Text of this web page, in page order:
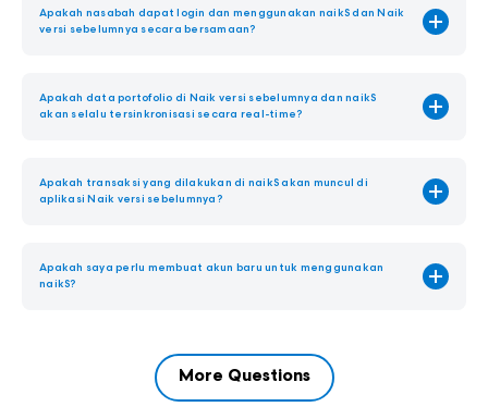
Apakah nasabah dapat login dan menggunakan naikS dan Naik
versi sebelumnya secara bersamaan?
Apakah data portofolio di Naik versi sebelumnya dan naikS
akan selalu tersinkronisasi secara real-time?
Apakah transaksi yang dilakukan di naikS akan muncul di
aplikasi Naik versi sebelumnya?
Apakah saya perlu membuat akun baru untuk menggunakan
naikS?
More Questions